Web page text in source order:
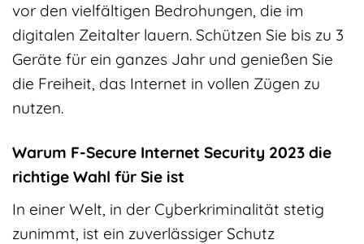
vor den vielfältigen Bedrohungen, die im
digitalen Zeitalter lauern. Schützen Sie bis zu 3
Geräte für ein ganzes Jahr und genießen Sie
die Freiheit, das Internet in vollen Zügen zu
nutzen.
Warum F-Secure Internet Security 2023 die
richtige Wahl für Sie ist
In einer Welt, in der Cyberkriminalität stetig
zunimmt, ist ein zuverlässiger Schutz